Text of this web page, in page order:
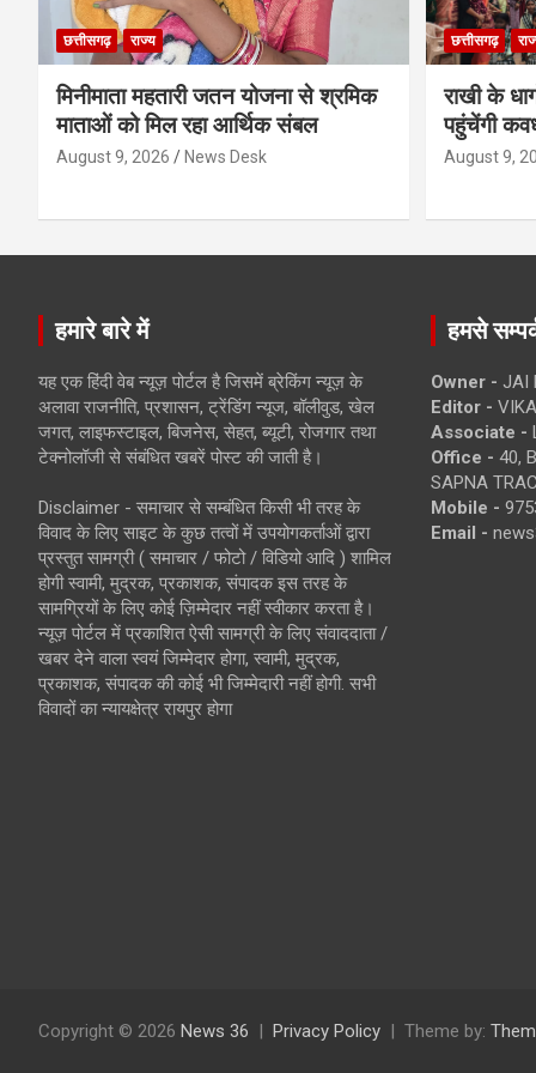
छत्तीसगढ़ राज्य
मिनीमाता महतारी जतन योजना से श्रमिक
माताओं को मिल रहा आर्थिक संबल
August 9, 2026 News Desk
छत्तीसगढ़
राखी के
पहुंचेंगी
August 9,
हमारे बारे में
यह एक हिंदी वेब न्यूज़ पोर्टल है जिसमें ब्रेकिंग न्यूज़ के
अलावा राजनीति, प्रशासन, ट्रेंडिंग न्यूज, बॉलीवुड, खेल
जगत, लाइफस्टाइल, बिजनेस, सेहत, ब्यूटी, रोजगार तथा
टेक्नोलॉजी से संबंधित खबरें पोस्ट की जाती है।
Disclaimer - समाचार से सम्बंधित किसी भी तरह के
विवाद के लिए साइट के कुछ तत्वों में उपयोगकर्ताओं द्वारा
प्रस्तुत सामग्री ( समाचार / फोटो / विडियो आदि ) शामिल
होगी स्वामी, मुद्रक, प्रकाशक, संपादक इस तरह के
सामग्रियों के लिए कोई ज़िम्मेदार नहीं स्वीकार करता है।
न्यूज़ पोर्टल में प्रकाशित ऐसी सामग्री के लिए संवाददाता /
खबर देने वाला स्वयं जिम्मेदार होगा, स्वामी, मुद्रक,
प्रकाशक, संपादक की कोई भी जिम्मेदारी नहीं होगी. सभी
विवादों का न्यायक्षेत्र रायपुर होगा
हमसे
Owner - JAI
Editor -
Associate -
Office - 40,
SAPNA
Mobile -
Email -
Copyright © 2026 News 36 Privacy Policy Theme by: